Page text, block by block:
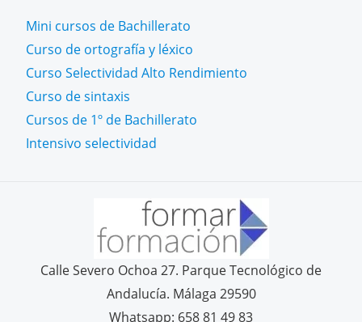
Mini cursos de Bachillerato
Curso de ortografía y léxico
Curso Selectividad Alto Rendimiento
Curso de sintaxis
Cursos de 1º de Bachillerato
Intensivo selectividad
Calle Severo Ochoa 27. Parque Tecnológico de
Andalucía. Málaga 29590
Whatsapp: 658 81 49 83